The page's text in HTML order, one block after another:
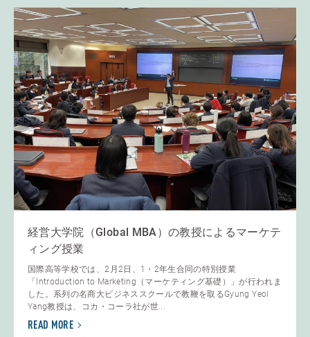
経営大学院（Global MBA）の教授によるマーケテ
ィング授業
国際高等学校では、2月2日、1・2年生合同の特別授業
「Introduction to Marketing（マーケティング基礎）」が行われま
した。系列の名商大ビジネススクールで教鞭を取るGyung Yeol
Yang教授は、コカ・コーラ社が世...
READ MORE